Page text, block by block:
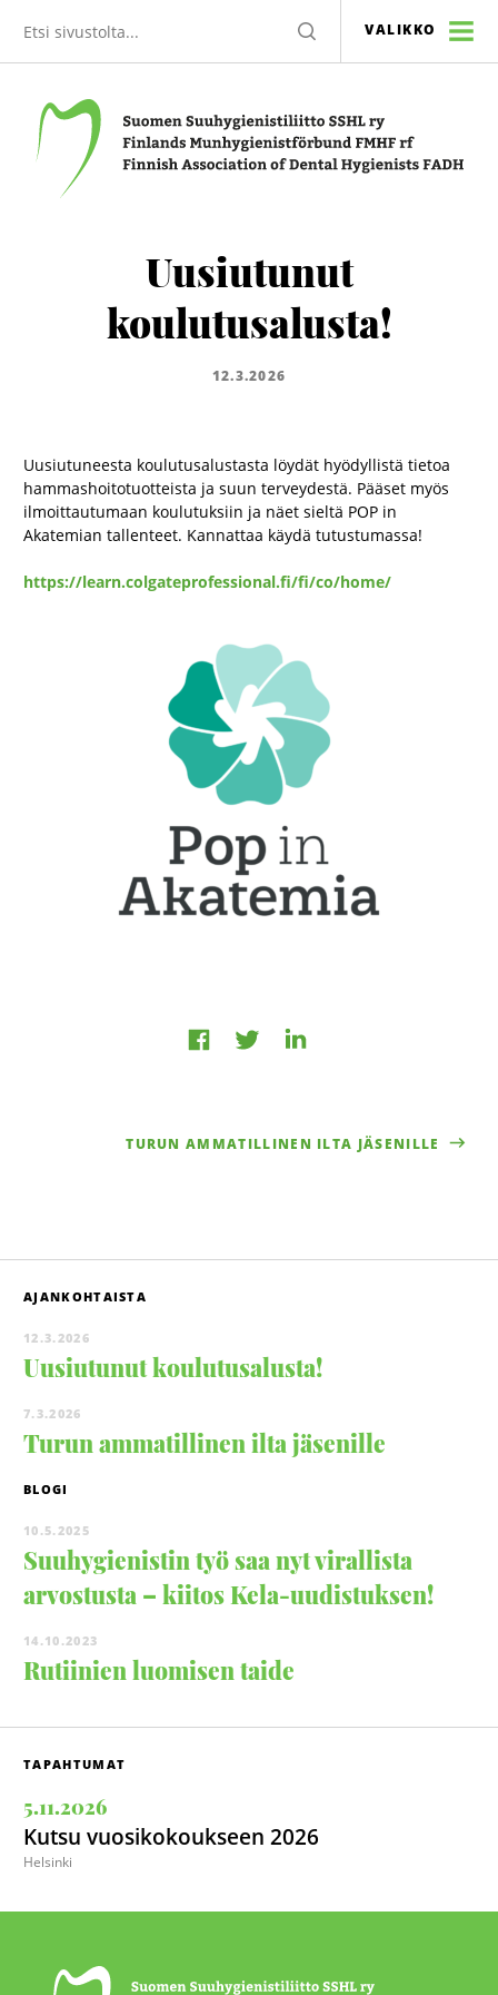
sivustolta
HAE VALIKKO
Uusiutunut
koulutusalusta!
12.3.2026
Uusiutuneesta koulutusalustasta löydät hyödyllistä tietoa
hammashoitotuotteista ja suun terveydestä. Pääset myös
ilmoittautumaan koulutuksiin ja näet sieltä POP in
Akatemian tallenteet. Kannattaa käydä tutustumassa!
https://learn.colgateprofessional.fi/fi/co/home/
Jaa
Jaa
TURUN AMMATILLINEN ILTA JÄSENILLE
AJANKOHTAISTA
12.3.2026
Uusiutunut koulutusalusta!
7.3.2026
Turun ammatillinen ilta jäsenille
BLOGI
10.5.2025
Suuhygienistin työ saa nyt virallista
arvostusta – kiitos Kela-uudistuksen!
14.10.2023
Rutiinien luomisen taide
TAPAHTUMAT
5.11.2026
Kutsu vuosikokoukseen 2026
Helsinki